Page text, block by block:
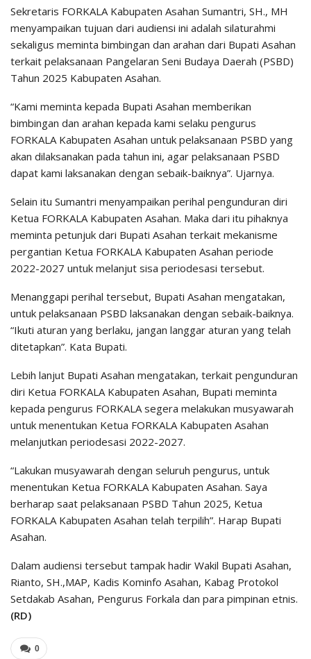
Sekretaris FORKALA Kabupaten Asahan Sumantri, SH., MH
menyampaikan tujuan dari audiensi ini adalah silaturahmi
sekaligus meminta bimbingan dan arahan dari Bupati Asahan
terkait pelaksanaan Pangelaran Seni Budaya Daerah (PSBD)
Tahun 2025 Kabupaten Asahan.
“Kami meminta kepada Bupati Asahan memberikan
bimbingan dan arahan kepada kami selaku pengurus
FORKALA Kabupaten Asahan untuk pelaksanaan PSBD yang
akan dilaksanakan pada tahun ini, agar pelaksanaan PSBD
dapat kami laksanakan dengan sebaik-baiknya”. Ujarnya.
Selain itu Sumantri menyampaikan perihal pengunduran diri
Ketua FORKALA Kabupaten Asahan. Maka dari itu pihaknya
meminta petunjuk dari Bupati Asahan terkait mekanisme
pergantian Ketua FORKALA Kabupaten Asahan periode
2022-2027 untuk melanjut sisa periodesasi tersebut.
Menanggapi perihal tersebut, Bupati Asahan mengatakan,
untuk pelaksanaan PSBD laksanakan dengan sebaik-baiknya.
“Ikuti aturan yang berlaku, jangan langgar aturan yang telah
ditetapkan”. Kata Bupati.
Lebih lanjut Bupati Asahan mengatakan, terkait pengunduran
diri Ketua FORKALA Kabupaten Asahan, Bupati meminta
kepada pengurus FORKALA segera melakukan musyawarah
untuk menentukan Ketua FORKALA Kabupaten Asahan
melanjutkan periodesasi 2022-2027.
“Lakukan musyawarah dengan seluruh pengurus, untuk
menentukan Ketua FORKALA Kabupaten Asahan. Saya
berharap saat pelaksanaan PSBD Tahun 2025, Ketua
FORKALA Kabupaten Asahan telah terpilih”. Harap Bupati
Asahan.
Dalam audiensi tersebut tampak hadir Wakil Bupati Asahan,
Rianto, SH.,MAP, Kadis Kominfo Asahan, Kabag Protokol
Setdakab Asahan, Pengurus Forkala dan para pimpinan etnis.
(RD)
0